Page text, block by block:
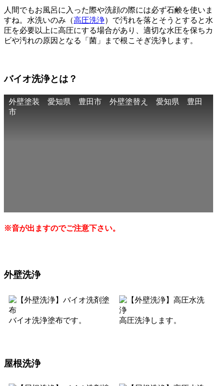
人間でもお風呂に入った際や洗顔の際には必ず石鹸を使いま
すね。水洗いのみ（高圧洗浄）で汚れを落とそうとすると水
圧を必要以上に高圧にする場合があり、適切な水圧を保ちカ
ビや汚れの原因となる「菌」まで根こそぎ洗浄します。
バイオ洗浄とは？
外壁塗装 愛知県 豊田市 外壁塗替え 愛知県 豊田
市
※音が出ますのでご注意下さい。
外壁洗浄
バイオ洗浄塗布です。 高圧洗浄します。
屋根洗浄